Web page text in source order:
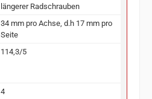
längerer Radschrauben
34 mm pro Achse, d.h 17 mm pro
Seite
114,3/5
4